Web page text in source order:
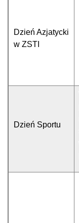
Dzień Azjatycki
w ZSTI
Dzień Sportu